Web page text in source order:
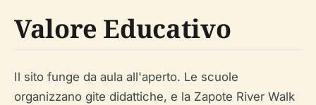
Valore Educativo
Il sito funge da aula all'aperto. Le scuole
organizzano gite didattiche, e la Zapote River Walk